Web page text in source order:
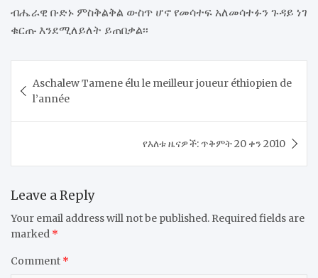
ብሔራዊ ቡድኑ ምስቅልቅል ውስጥ ሆኖ የመሳተፍ አለመሳተፉን ጉዳይ ነገ
ቁርጡ እንደሚለይለት ይጠበቃል፡፡
navigation
​Aschalew Tamene élu le meilleur joueur éthiopien de
l’année
የእለቱ ዜናዎች: ጥቅምት 20 ቀን 2010
Leave a Reply
Your email address will not be published. Required fields are
marked *
Comment *